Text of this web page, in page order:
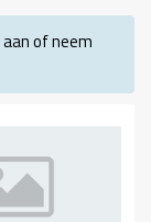
aan of neem